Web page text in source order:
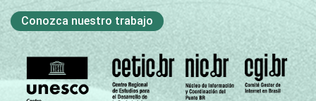
Conozca nuestro trabajo